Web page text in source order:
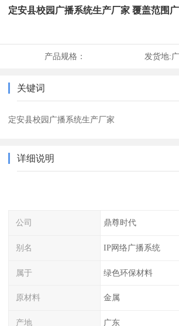
定安县校园广播系统生产厂家 覆盖范围广
产品规格： 发货地:
关键词
定安县校园广播系统生产厂家
详细说明
公司 鼎尊时代
别名 IP网络广播系统
属于 绿色环保材料
原材料 金属
产地 广东